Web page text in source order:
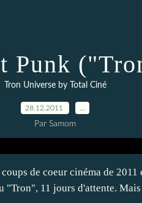
Punk
Tron Universe by Total Ciné
28.12.2011
Par Samom
de coeur cinéma de 2011
"Tron", 11 jours d'attente.